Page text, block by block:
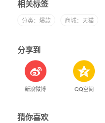
相关标签
分类：爆款 商城：天猫
分享到
新浪微博 QQ空间
猜你喜欢